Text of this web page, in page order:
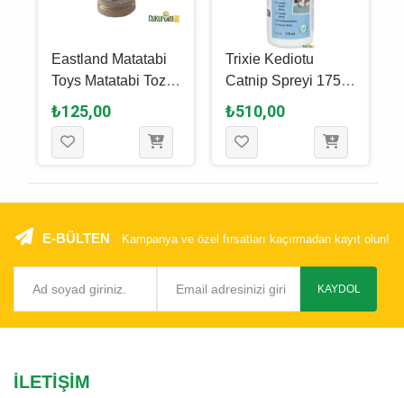
Eastland Matatabi
Toys Matatabi Tozu
20 Gr
₺125,00
Trixie Kediotu
Catnip Spreyi 175
Ml
₺510,00
E-BÜLTEN Kampanya ve özel fırsatları kaçırmadan kayıt olun!
KAYDOL
İLETIŞIM